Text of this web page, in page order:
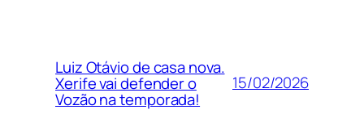
Luiz Otávio de casa nova.
Xerife vai defender o
Vozão na temporada!
15/02/2026